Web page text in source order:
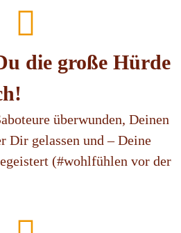
die große Hürde
überwunden, Deinen
Dir gelassen und – Deine
(#wohlfühlen vor der